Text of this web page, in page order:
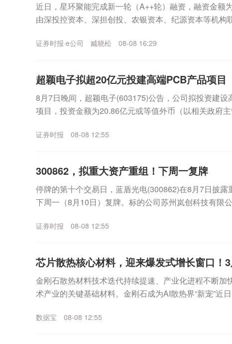
近日，星环聚能完成新一轮（A++轮）融资，融资金额
由深投控资本、深担创投、农银资本、纪源资本等机构
证券时报·e公司 臧晓松 08-08 16:29
超颖电子拟超20亿元投建高端PCB产品项目
8月7日晚间，超颖电子(603175)公告，公司拟投资建
项目，投资金额为20.86亿元或等值外币（以相关政府
证券时报 08-08 12:55
300862，拟重大资产重组！下周一复牌
停牌的第十个交易日，蓝盾光电(300862)在8月7日披
下周一（8月10日）复牌。标的公司苏州岚创科技有限
证券时报 08-08 12:55
芯片散热核心材料，迎来爆发式增长窗口！
金刚石散热材料技术迭代持续提速、产业化进程不断加
术产业的关键基础材料。金刚石成为AI散热界“新宠”近
数据宝 08-08 12:55